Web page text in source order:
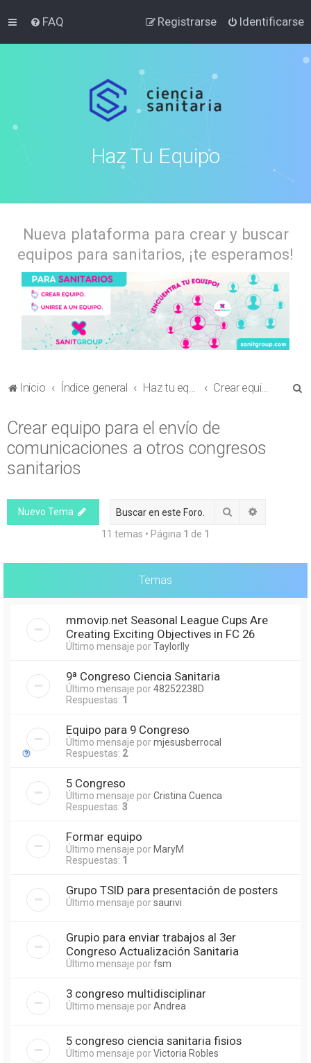
FAQ Identificarse
Registrarse
Haz Tu Equipo
Nueva plataforma para crear y buscar
equipos para sanitarios, ¡te esperamos!
Inicio Índice general Haz tu equipo Crear equipo para el envío de comunicaciones a otros congresos sanitarios
Crear equipo para el envío de
comunicaciones a otros congresos
sanitarios
Nuevo Tema Buscar
11 temas • Página 1 de 1
Temas
mmovip.net Seasonal League Cups Are
Creating Exciting Objectives in FC 26
Último mensaje porTaylorlly
9ª Congreso Ciencia Sanitaria
Último mensaje por48252238D
Respuestas: 1
Equipo para 9 Congreso
Último mensaje pormjesusberrocal
Respuestas: 2
5 Congreso
Último mensaje porCristina Cuenca
Respuestas: 3
Formar equipo
Último mensaje por MaryM
Respuestas: 1
Grupo TSID para presentación de posters
Último mensaje porsaurivi
Grupio para enviar trabajos al 3er
Congreso Actualización Sanitaria
Último mensaje porfsm
3 congreso multidisciplinar
Último mensaje porAndrea
5 congreso ciencia sanitaria fisios
Último mensaje porVictoria Robles